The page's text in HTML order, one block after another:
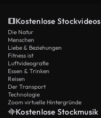
Kostenlose Stockvideos
Die Natur
Menschen
Liebe & Beziehungen
Fitness ist
Luftvideografie
Essen & Trinken
Reisen
Der Transport
Technologie
Zoom virtuelle Hintergründe
Kostenlose Stockmusik